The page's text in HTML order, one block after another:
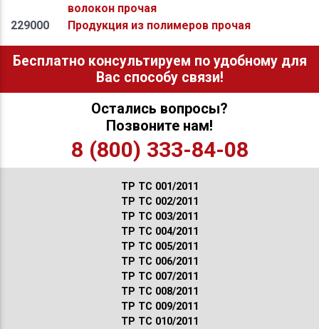
волокон прочая
229000
Продукция из полимеров прочая
Бесплатно консультируем по удобному для
Вас способу связи!
Остались вопросы?
Позвоните нам!
8 (800) 333-84-08
ТР ТС 001/2011
ТР ТС 002/2011
ТР ТС 003/2011
ТР ТС 004/2011
ТР ТС 005/2011
ТР ТС 006/2011
ТР ТС 007/2011
ТР ТС 008/2011
ТР ТС 009/2011
ТР ТС 010/2011